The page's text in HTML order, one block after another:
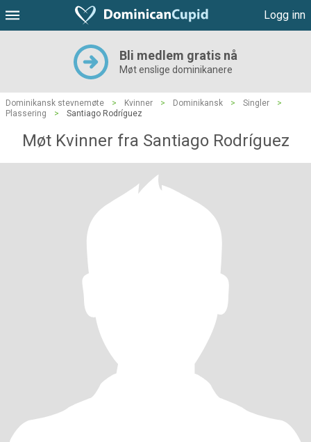
Logg inn
Bli medlem gratis nå
Møt enslige dominikanere
Dominikansk stevnemøte > Kvinner > Dominikansk > Singler
>
Plassering
> Santiago Rodríguez
Møt Kvinner fra Santiago Rodríguez